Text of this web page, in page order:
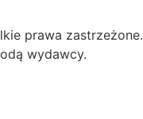
prawa zastrzeżone.
wydawcy.